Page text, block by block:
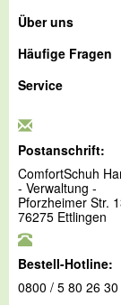
Über uns
Häufige Fragen
Service
Postanschrift:
ComfortSchuh
- Verwaltung -
Pforzheimer Str.
76275 Ettlingen
Bestell-Hotline:
0800 / 5 80 26